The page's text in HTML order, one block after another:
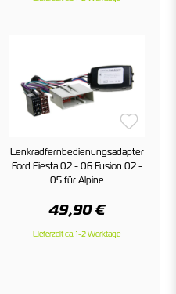
Lenkradfernbedienungsadapter
Ford Fiesta 02 - 06 Fusion 02 -
05 für Alpine
49,90 €
Lieferzeit ca. 1-2 Werktage